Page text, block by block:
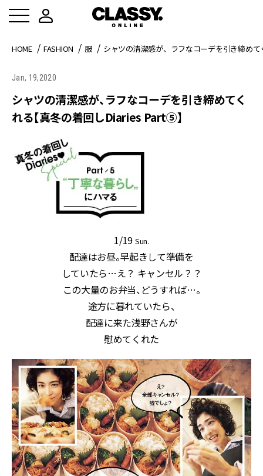
HOME FASHION 服 シャツの清潔感が、ラフなコーデを引き締め
Jan, 19,2020
シャツの清潔感が、ラフなコーデを引き締めてく
れる【真冬の着回しDiaries Part⑤】
1/19 Sun.
配達はお昼。早起きして準備を
していたら…え？ キャンセル？？
この大量のお弁当、どうすれば…。
途方に暮れていたら、
配達に来た浅野さんが
慰めてくれた